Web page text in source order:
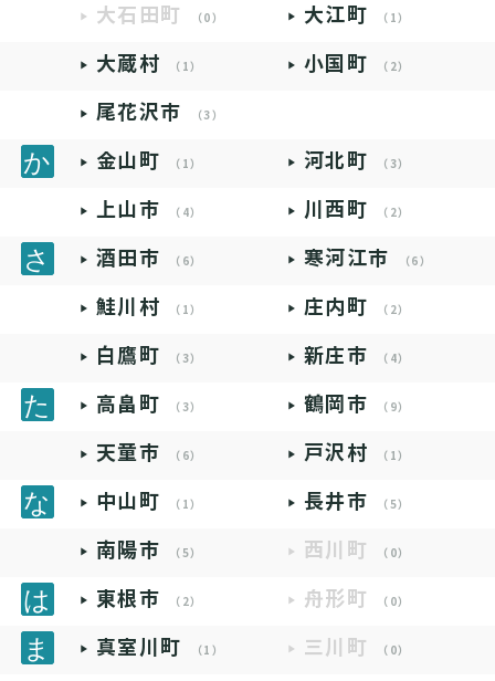
大石田町 （0） 大江町 （1）
大蔵村 （1） 小国町 （2）
尾花沢市 （3）
金山町 （1） 河北町 （3）
上山市 （4） 川西町 （2）
酒田市 （6） 寒河江市 （6）
鮭川村 （1） 庄内町 （2）
白鷹町 （3） 新庄市 （4）
高畠町 （3） 鶴岡市 （9）
天童市 （6） 戸沢村 （1）
中山町 （1） 長井市 （5）
南陽市 （5） 西川町 （0）
東根市 （2） 舟形町 （0）
真室川町 （1） 三川町 （0）